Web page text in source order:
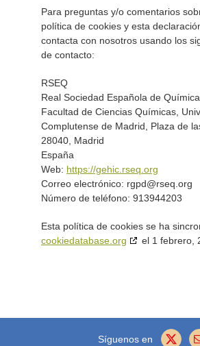
Para preguntas y/o comentarios
política de cookies y esta
contacta con nosotros usando los
de contacto:
RSEQ
Real Sociedad Española de Química
Facultad de Ciencias Químicas,
Complutense de Madrid, Plaza de
28040, Madrid
España
Web: https://gehic.rseq.org
Correo electrónico: rgpd@rseq.org
Número de teléfono: 913944203
Esta política de cookies se ha
cookiedatabase.org
el 1 febrero,
Síguenos en